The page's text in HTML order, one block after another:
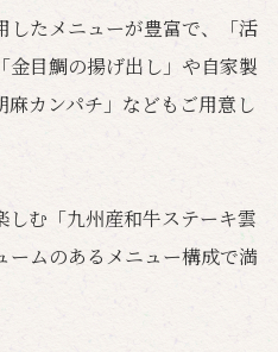
したメニューが豊富で、「活
金目鯛の揚げ出し」や自家製
カンパチ」などもご用意し
しむ「九州産和牛ステーキ雲
ームのあるメニュー構成で満